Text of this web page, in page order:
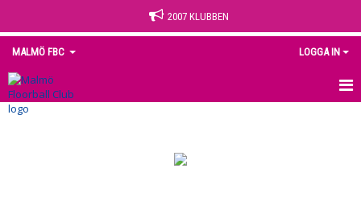
2007 KLUBBEN
MALMÖ FBC LOGGA IN
HEM